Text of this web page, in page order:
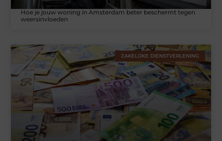
Hoe je jouw woning in Amsterdam beter beschermt tegen
weersinvloeden
ZAKELIJKE DIENSTVERLENING